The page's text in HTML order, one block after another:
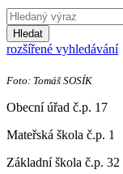
Hledat
rozšířené vyhledávání
Foto: Tomáš SOSÍK
Obecní úřad č.p. 17
Mateřská škola č.p. 1
Základní škola č.p. 32